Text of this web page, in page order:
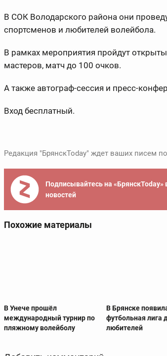
В СОК Володарского района они
спортсменов и любителей волейбола.
В рамках мероприятия пройдут
мастеров, матч до 100 очков.
А также автограф-сессия и пресс-
Вход бесплатный.
Редакция "БрянскToday" ждет ваших писем
Подписывайтесь на
новостей
Похожие материалы
В Унече прошёл
международный турнир по
пляжному волейболу
В Брянске
футбольная лига
любителей